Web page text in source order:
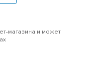
магазина и может